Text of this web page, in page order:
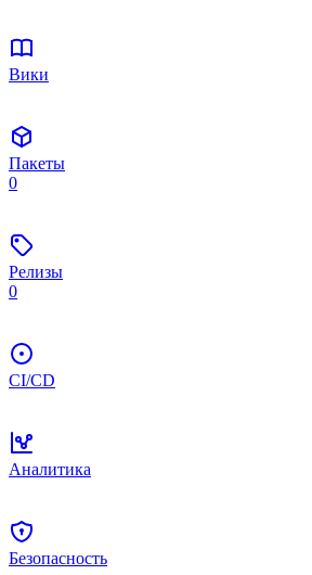
Вики
Пакеты
0
Релизы
0
CI/CD
Аналитика
Безопасность